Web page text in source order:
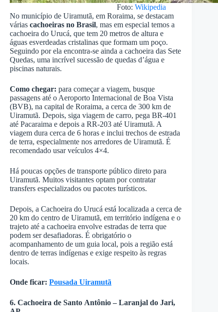
Foto: Wikipedia
No município de Uiramutã, em Roraima, se destacam
várias cachoeiras no Brasil, mas em especial temos a
cachoeira do Urucá, que tem 20 metros de altura e
águas esverdeadas cristalinas que formam um poço.
Seguindo por ela encontra-se ainda a cachoeira das Sete
Quedas, uma incrível sucessão de quedas d’água e
piscinas naturais.
Como chegar: para começar a viagem, busque
passagens até o Aeroporto Internacional de Boa Vista
(BVB), na capital de Roraima, a cerca de 300 km de
Uiramutã. Depois, siga viagem de carro, pega BR-401
até Pacaraima e depois a RR-203 até Uiramutã. A
viagem dura cerca de 6 horas e inclui trechos de estrada
de terra, especialmente nos arredores de Uiramutã. É
recomendado usar veículos 4×4.
Há poucas opções de transporte público direto para
Uiramutã. Muitos visitantes optam por contratar
transfers especializados ou pacotes turísticos.
Depois, a Cachoeira do Urucá está localizada a cerca de
20 km do centro de Uiramutã, em território indígena e o
trajeto até a cachoeira envolve estradas de terra que
podem ser desafiadoras. É obrigatório o
acompanhamento de um guia local, pois a região está
dentro de terras indígenas e exige respeito às regras
locais.
Onde ficar: Pousada Uiramutã
6. Cachoeira de Santo Antônio – Laranjal do Jari,